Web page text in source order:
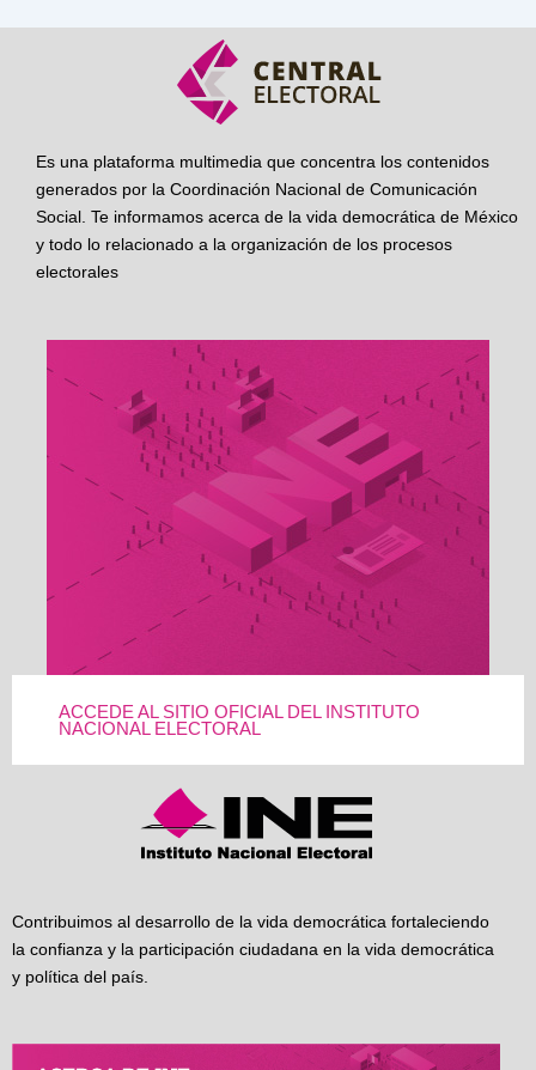
Es una plataforma multimedia que concentra los contenidos
generados por la Coordinación Nacional de Comunicación
Social. Te informamos acerca de la vida democrática de México
y todo lo relacionado a la organización de los procesos
electorales
ACCEDE AL SITIO OFICIAL DEL INSTITUTO
NACIONAL ELECTORAL
Contribuimos al desarrollo de la vida democrática fortaleciendo
la confianza y la participación ciudadana en la vida democrática
y política del país.